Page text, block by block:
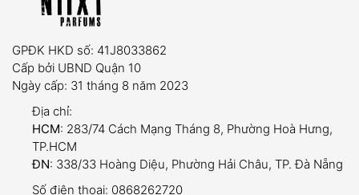
Giao sai mẫu mã, số lượng so với đơn đặt hàng.
Yêu cầu: Sản phẩm còn nguyên tem niêm phong,
chưa qua sử dụng và có hóa đơn mua hàng đi
kèm.
dung tích trải nghiệm (5ml và
GPĐK HKD số: 41J8033862
Cấp bởi UBND Quận 10
Ngày cấp: 31 tháng 8 năm 2023
Địa chỉ:
HCM: 283/74 Cách Mạng Tháng 8, Phường Hoà Hưng,
TP.HCM
ĐN: 338/33 Hoàng Diệu, Phường Hải Châu, TP. Đà Nẵng
Số điện thoại: 0868262720